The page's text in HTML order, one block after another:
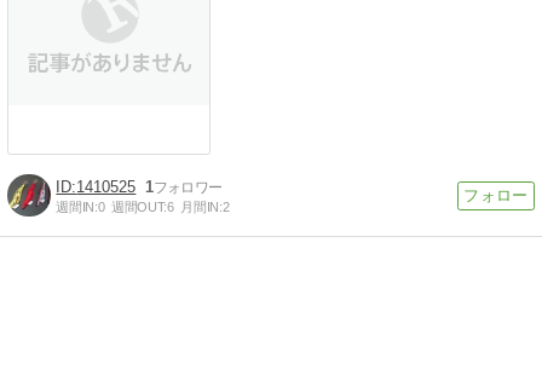
1410525 1
週間IN:0 週間OUT:6 月間IN:2